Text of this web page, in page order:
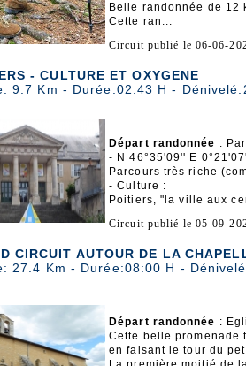
Belle randonnée de 12
Cette ran...
Circuit publié le 06-06-
- CULTURE ET OXYGENE
9.7 Km - Durée:02:43 H -
Départ randonnée :
- N 46°35'09'' E
Parcours très riche
- Culture :
Poitiers, "la ville aux
Circuit publié le 05-09-
CIRCUIT AUTOUR DE LA
27.4 Km - Durée:08:00 H -
Départ randonnée :
Cette belle promenade
en faisant le tour du